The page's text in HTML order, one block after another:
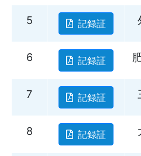
5 記録証
6 記録証
7 記録証
8 記録証